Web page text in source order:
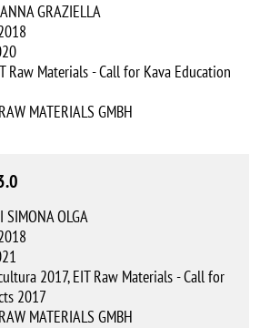
GRAZIELLA
Raw Materials - Call for Kava Education
MATERIALS GMBH
SIMONA OLGA
2017, EIT Raw Materials - Call for
2017
MATERIALS GMBH